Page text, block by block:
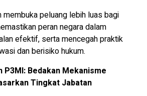
membuka peluang lebih luas bagi
peran negara dalam
efektif, serta mencegah praktik
dan berisiko hukum.
P3MI: Bedakan Mekanisme
Tingkat Jabatan